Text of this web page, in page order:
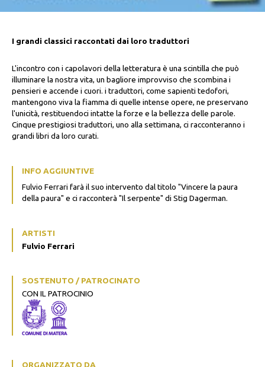
I grandi classici raccontati dai loro traduttori
L'incontro con i capolavori della letteratura è una scintilla che può
illuminare la nostra vita, un bagliore improvviso che scombina i
pensieri e accende i cuori. i traduttori, come sapienti tedofori,
mantengono viva la fiamma di quelle intense opere, ne preservano
l'unicità, restituendoci intatte la forze e la bellezza delle parole.
Cinque prestigiosi traduttori, uno alla settimana, ci racconteranno i
grandi libri da loro curati.
INFO AGGIUNTIVE
Fulvio Ferrari farà il suo intervento dal titolo "Vincere la paura
della paura" e ci racconterà "Il serpente" di Stig Dagerman.
ARTISTI
Fulvio Ferrari
SOSTENUTO / PATROCINATO
CON IL PATROCINIO
ORGANIZZATO DA